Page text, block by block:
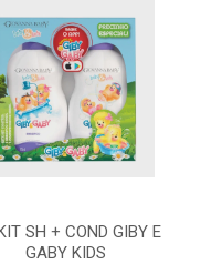
SH + COND GIBY E
GABY KIDS